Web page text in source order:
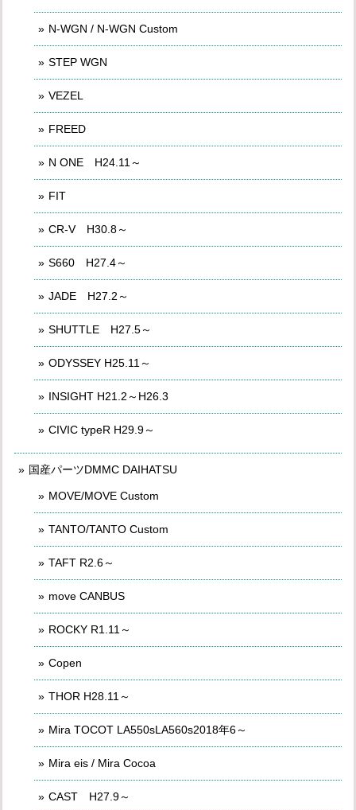
N-WGN / N-WGN Custom
STEP WGN
VEZEL
FREED
N ONE H24.11～
FIT
CR-V H30.8～
S660 H27.4～
JADE H27.2～
SHUTTLE H27.5～
ODYSSEY H25.11～
INSIGHT H21.2～H26.3
CIVIC typeR H29.9～
国産パーツDMMC DAIHATSU
MOVE/MOVE Custom
TANTO/TANTO Custom
TAFT R2.6～
move CANBUS
ROCKY R1.11～
Copen
THOR H28.11～
Mira TOCOT LA550sLA560s2018年6～
Mira eis / Mira Cocoa
CAST H27.9～